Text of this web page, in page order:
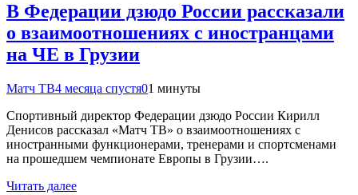
В Федерации дзюдо России рассказали
о взаимоотношениях с иностранцами
на ЧЕ в Грузии
Матч ТВ4 месяца спустя01 минуты
Спортивный директор Федерации дзюдо России Кирилл
Денисов рассказал «Матч ТВ» о взаимоотношениях с
иностранными функционерами, тренерами и спортсменами
на прошедшем чемпионате Европы в Грузии….
Читать далее